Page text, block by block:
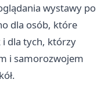
wystawy po
dla osób, które
i dla tych, którzy
i samorozwojem